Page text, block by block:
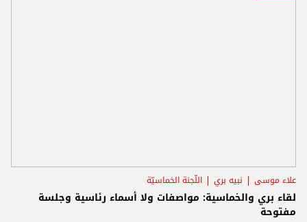
علاء موسى نبيه بري اللّجنة الخماسيّة
لقاء بري والخماسية: مواصفات ولا أسماء رئاسية وجلسة
مفتوحة